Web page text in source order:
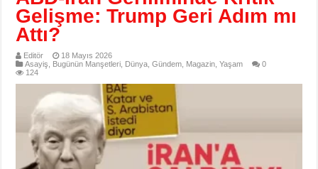
Gelişme: Trump Geri Adım mı
Attı?
Editör
18 Mayıs 2026
Asayiş
Bugünün Manşetleri Dünya ,Gündem Magazin ,Yaşam
0
124